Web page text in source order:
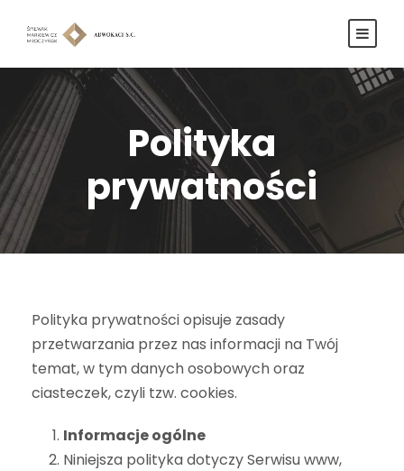
Polityka
prywatności
Polityka prywatności opisuje zasady
przetwarzania przez nas informacji na Twój
temat, w tym danych osobowych oraz
ciasteczek, czyli tzw. cookies.
Informacje ogólne
Niniejsza polityka dotyczy Serwisu www,